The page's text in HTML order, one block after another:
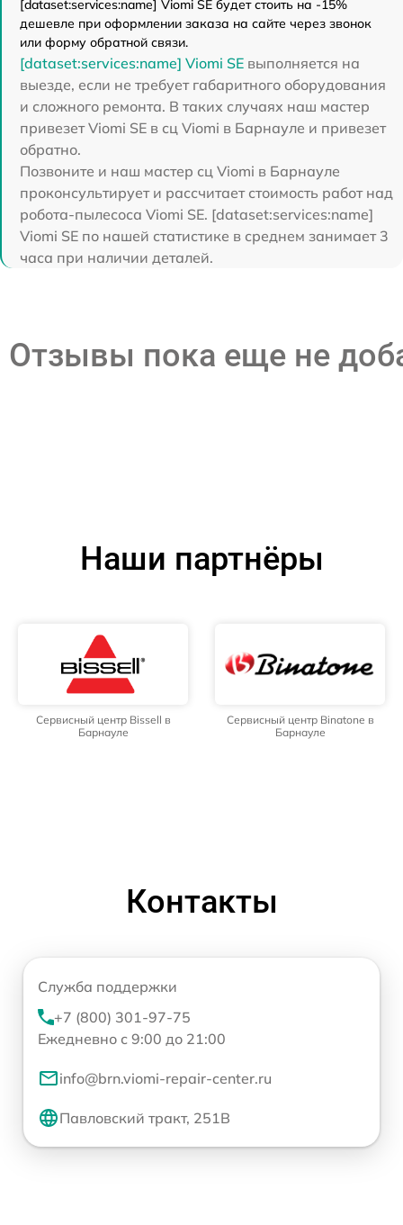
[dataset:services:name] Viomi SE будет стоить на -15%
дешевле при оформлении заказа на сайте через звонок
или форму обратной связи.
[dataset:services:name] Viomi SE выполняется на
выезде, если не требует габаритного оборудования
и сложного ремонта. В таких случаях наш мастер
привезет Viomi SE в сц Viomi в Барнауле и привезет
обратно.
Позвоните и наш мастер сц Viomi в Барнауле
проконсультирует и рассчитает стоимость работ над
робота-пылесоса Viomi SE. [dataset:services:name]
Viomi SE по нашей статистике в среднем занимает 3
часа при наличии деталей.
Отзывы пока еще не
Наши партнёры
Сервисный центр Bissell в
Барнауле
Сервисный центр Binatone в
Барнауле
Контакты
Служба поддержки
+7 (800) 301-97-75
Ежедневно с 9:00 до 21:00
info@brn.viomi-repair-center.ru
Павловский тракт, 251В